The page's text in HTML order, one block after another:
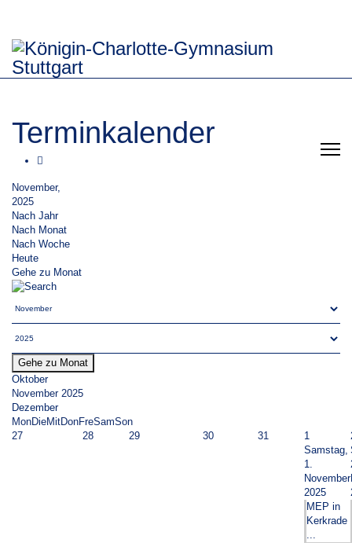
Terminkalender
November,
2025
Nach Jahr
Nach Monat
Nach Woche
Heute
Gehe zu Monat
Gehe zu Monat
Oktober
November 2025
Dezember
MonDieMitDonFreSamSon
27
28 29 30 31
1
Samstag,
1.
November
2025
MEP in
Kerkrade
...